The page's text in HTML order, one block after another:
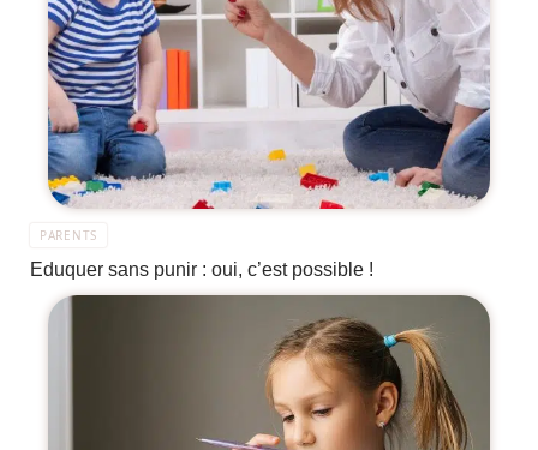
PARENTS
Eduquer sans punir : oui, c’est possible !